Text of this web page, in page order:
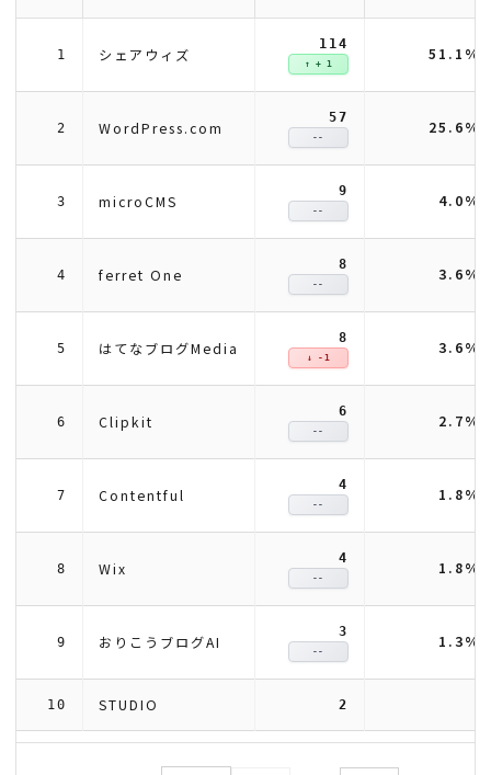
1 シェアウィズ
114
↑ + 1 51.1%
2 WordPress.com
57
-- 25.6%
3 microCMS
9
-- 4.0%
4 ferret One
8
-- 3.6%
5 はてなブログMedia
8
↓ -1 3.6%
6 Clipkit
6
-- 2.7%
7 Contentful
4
-- 1.8%
8 Wix
4
-- 1.8%
9 おりこうブログAI
3
-- 1.3%
10 STUDIO 2